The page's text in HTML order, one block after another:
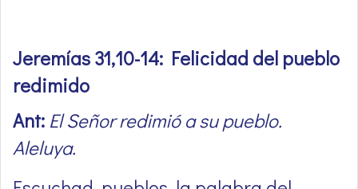
Jeremías 31,10-14: Felicidad del pueblo
redimido
Ant: El Señor redimió a su pueblo.
Aleluya.